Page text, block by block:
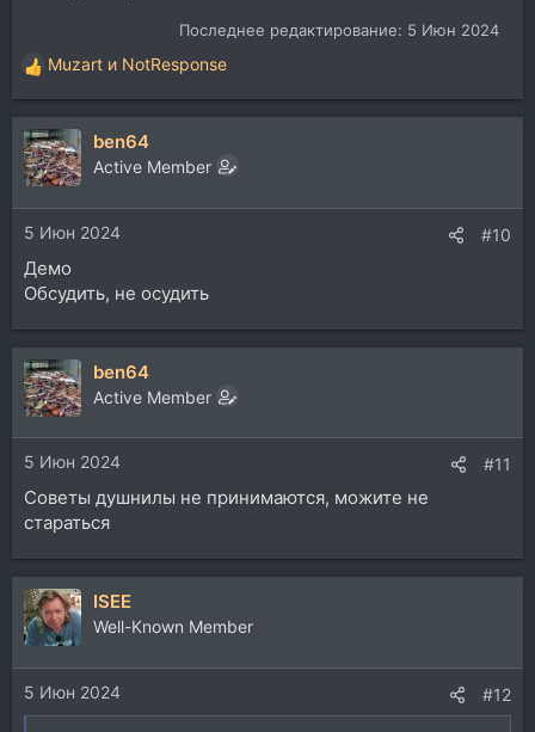
Последнее редактирование: 5 Июн 2024
Р
е
а
к
ц
и
и
:
Muzart и NotResponse
ben64
Active Member
5 Июн 2024 #10
Демо
Обсудить, не осудить
ben64
Active Member
5 Июн 2024 #11
Советы душнилы не принимаются, можите не
стараться
ISEE
Well-Known Member
5 Июн 2024 #12